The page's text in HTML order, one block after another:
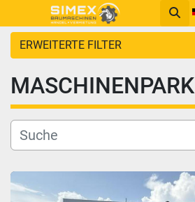
ERWEITERTE FILTER
KATEGORIE
MASCHINENPARK